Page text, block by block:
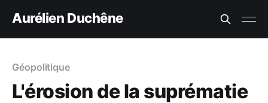
Aurélien Duchêne
Géopolitique
L'érosion de la suprématie